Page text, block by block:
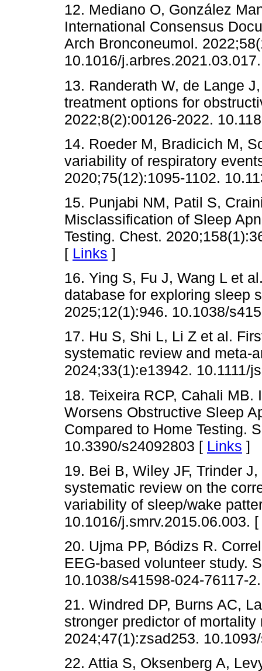
12. Mediano O, González
International Consensus
Arch Bronconeumol.
10.1016/
13. Randerath W, de Lange
treatment options for
2022;8(2):00126-2022.
14. Roeder M, Bradicich M,
variability of respiratory
2020;75(12):1095-1102.
15. Punjabi NM, Patil S,
Misclassification of Sleep
Testing. Chest.
[ Links ]
16. Ying S, Fu J, Wang L et
database for exploring sleep
2025;12(1):946. 10.1038/
17. Hu S, Shi L, Li Z et al.
systematic review and meta-
2024;33(1):e13942. 10.1111/
18. Teixeira RCP, Cahali
Worsens Obstructive Sleep
Compared to Home Testing.
10.3390/s24092803 [ Links ]
19. Bei B, Wiley JF, Trinder
systematic review on the
variability of sleep/wake
10.1016/j.smrv.2015.06.003. [
20. Ujma PP, Bódizs R.
EEG-based volunteer study.
10.1038/s41598-024-76117-
21. Windred DP, Burns AC,
stronger predictor of
2024;47(1):zsad253.
22. Attia S, Oksenberg A,